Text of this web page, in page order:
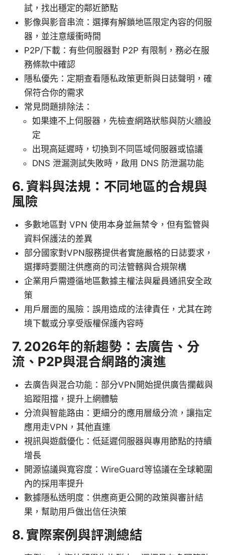
試，找出穩定的鄰近節點
影像與影音串流：選擇有解鎖地區限定內容的伺服
器，並注意緩衝時間
P2P/下載：有些伺服器對 P2P 有限制，務必在服
務條款中確認
隱私優先：定期查看隱私政策更新與日誌聲明，確
保符合你的需求
常見問題排除法：
如果連不上伺服器，先檢查網路狀態與防火牆設
定
出現高延遲時，切換到不同區域伺服器或協議
DNS 泄漏測試失敗時，啟用 DNS 防泄漏功能
6. 資料與法規：不同地區的合規與
風險
多數地區對 VPN 使用本身並無禁令，但有監管與
資料保護法的差異
部分國家對VPN服務提供者實施嚴格的日誌要求，
選擇時要關注供應商的司法管轄與合規架構
企業用戶需遵循地區數據主權法與雇員通訊安全政
策
用戶層面的風險：誤用造成的法律責任，尤其在跨
境下載或分享受版權保護內容時
7. 2026年的新趨勢：去廣告、分
流、P2P與混合網路的演進
去廣告與混合功能：部分VPN開始提供廣告攔截與
追蹤阻擋，提升上網體驗
分流與智能路由：更細分的應用層級分流，讓指定
應用走VPN，其他直連
視訊與遊戲優化：低延遲伺服器與專用節點的持續
增長
開源協議與寬容度：WireGuard等協議在全球範圍
內的採用率提升
數據隱私透明度：供應商更公開的政策與審計結
果，幫助用戶做出信任決策
8. 實際案例與評測總結